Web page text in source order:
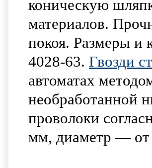
коническую
материалов.
покоя. Размеры и
4028-63. Гвозди
автоматах
необработанной
проволоки
мм, диаметр —